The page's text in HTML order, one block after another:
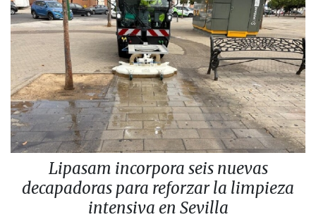
Lipasam incorpora seis nuevas
decapadoras para reforzar la limpieza
intensiva en Sevilla